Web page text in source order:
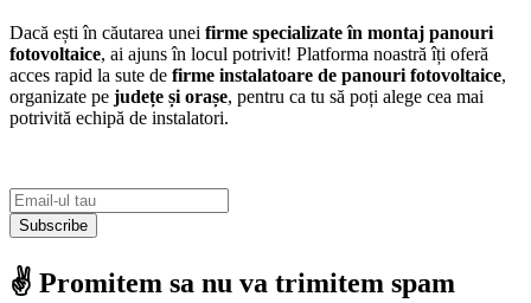
Dacă ești în căutarea unei firme specializate în montaj panouri
fotovoltaice, ai ajuns în locul potrivit! Platforma noastră îți oferă
acces rapid la sute de firme instalatoare de panouri fotovoltaice,
organizate pe județe și orașe, pentru ca tu să poți alege cea mai
potrivită echipă de instalatori.
Subscribe
✌️ Promitem sa nu va trimitem spam